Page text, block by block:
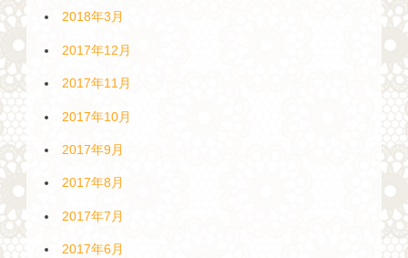
2018年3月
2017年12月
2017年11月
2017年10月
2017年9月
2017年8月
2017年7月
2017年6月